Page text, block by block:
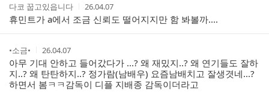
작
성
자
다코 꿉고있읍니다
작
성
시
간
26.04.07
휴민트가 a에서 조금 신뢰도 떨어지지만 함 봐볼까....
작
성
자
•소금•
작
성
시
간
26.04.07
아무 기대 안하고 들어갔다가 ...? 왜 재밌지..? 왜 연기들도 잘하
지..? 왜 탄탄하지..? 정가람(남배우) 요즘남배치고 잘생겻네...?
하면서 봄ㅋㅋ감독이 디플 지배종 감독이더라고